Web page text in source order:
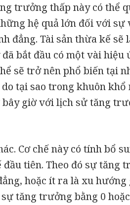
trưởng thấp này có thể
hệ quả lớn đối với sự
đẳng. Tài sản thừa kế sẽ
bắt đầu có một vài hiệu
sẽ trở nên phổ biến tại
tại sao trong khuôn khổ
giờ với lịch sử tăng
Cơ chế này có tính bổ
tiên. Theo đó sự tăng
hoặc ít ra là xu
tăng trưởng bằng 0